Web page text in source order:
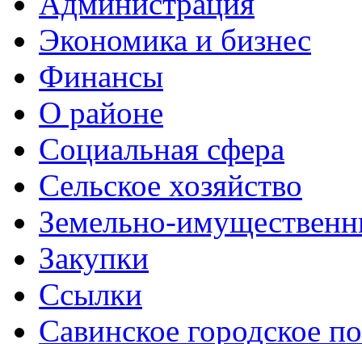
Экономика и бизнес
Финансы
О районе
Социальная сфера
Сельское хозяйство
Земельно-
Закупки
Ссылки
Савинское городское